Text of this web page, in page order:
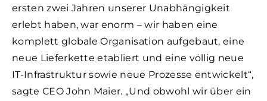
ersten zwei Jahren unserer Unabhängigkeit
erlebt haben, war enorm – wir haben eine
komplett globale Organisation aufgebaut, eine
neue Lieferkette etabliert und eine völlig neue
IT-Infrastruktur sowie neue Prozesse entwickelt“,
sagte CEO John Maier. „Und obwohl wir über ein